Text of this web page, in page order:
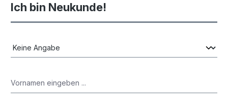
Ich bin Neukunde!
Persönliche Informationen